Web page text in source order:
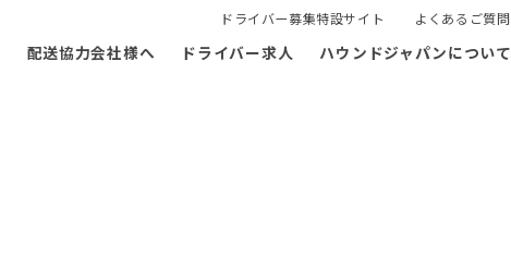
ドライバー募集特設サイト よくあるご質問
配送協力会社様へ ドライバー求人 ハウンドジャパンについて